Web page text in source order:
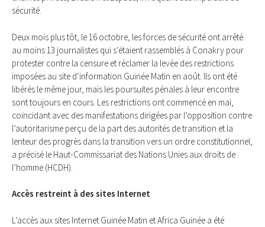
sécurité.
Deux mois plus tôt, le 16 octobre, les forces de sécurité ont arrêté
au moins 13 journalistes qui s’étaient rassemblés à Conakry pour
protester contre la censure et réclamer la levée des restrictions
imposées au site d’information Guinée Matin en août. Ils ont été
libérés le même jour, mais les poursuites pénales à leur encontre
sont toujours en cours. Les restrictions ont commencé en mai,
coïncidant avec des manifestations dirigées par l’opposition contre
l’autoritarisme perçu de la part des autorités de transition et la
lenteur des progrès dans la transition vers un ordre constitutionnel,
a précisé le Haut-Commissariat des Nations Unies aux droits de
l’homme (HCDH).
Accès restreint à des sites Internet
L’accès aux sites Internet Guinée Matin et Africa Guinée a été